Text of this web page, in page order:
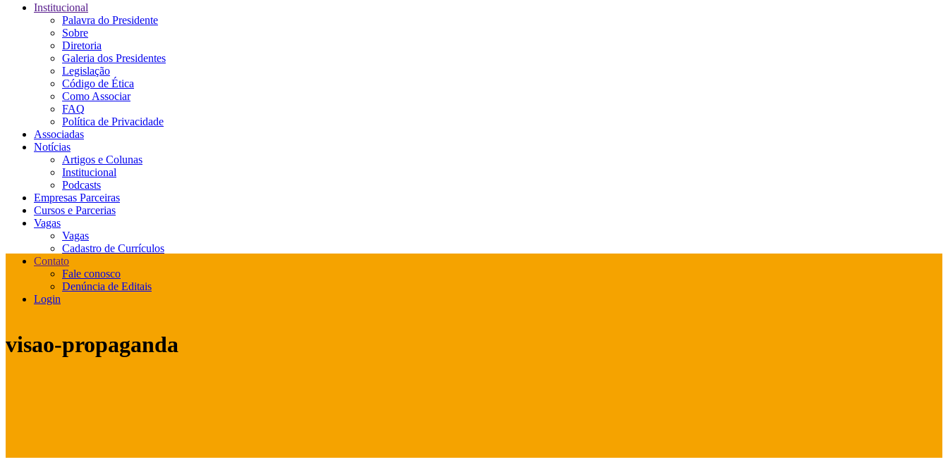
Institucional
Palavra do Presidente
Sobre
Diretoria
Galeria dos Presidentes
Legislação
Código de Ética
Como Associar
FAQ
Política de Privacidade
Associadas
Notícias
Artigos e Colunas
Institucional
Podcasts
Empresas Parceiras
Cursos e Parcerias
Vagas
Vagas
Cadastro de Currículos
Contato
Fale conosco
Denúncia de Editais
Login
visao-propaganda